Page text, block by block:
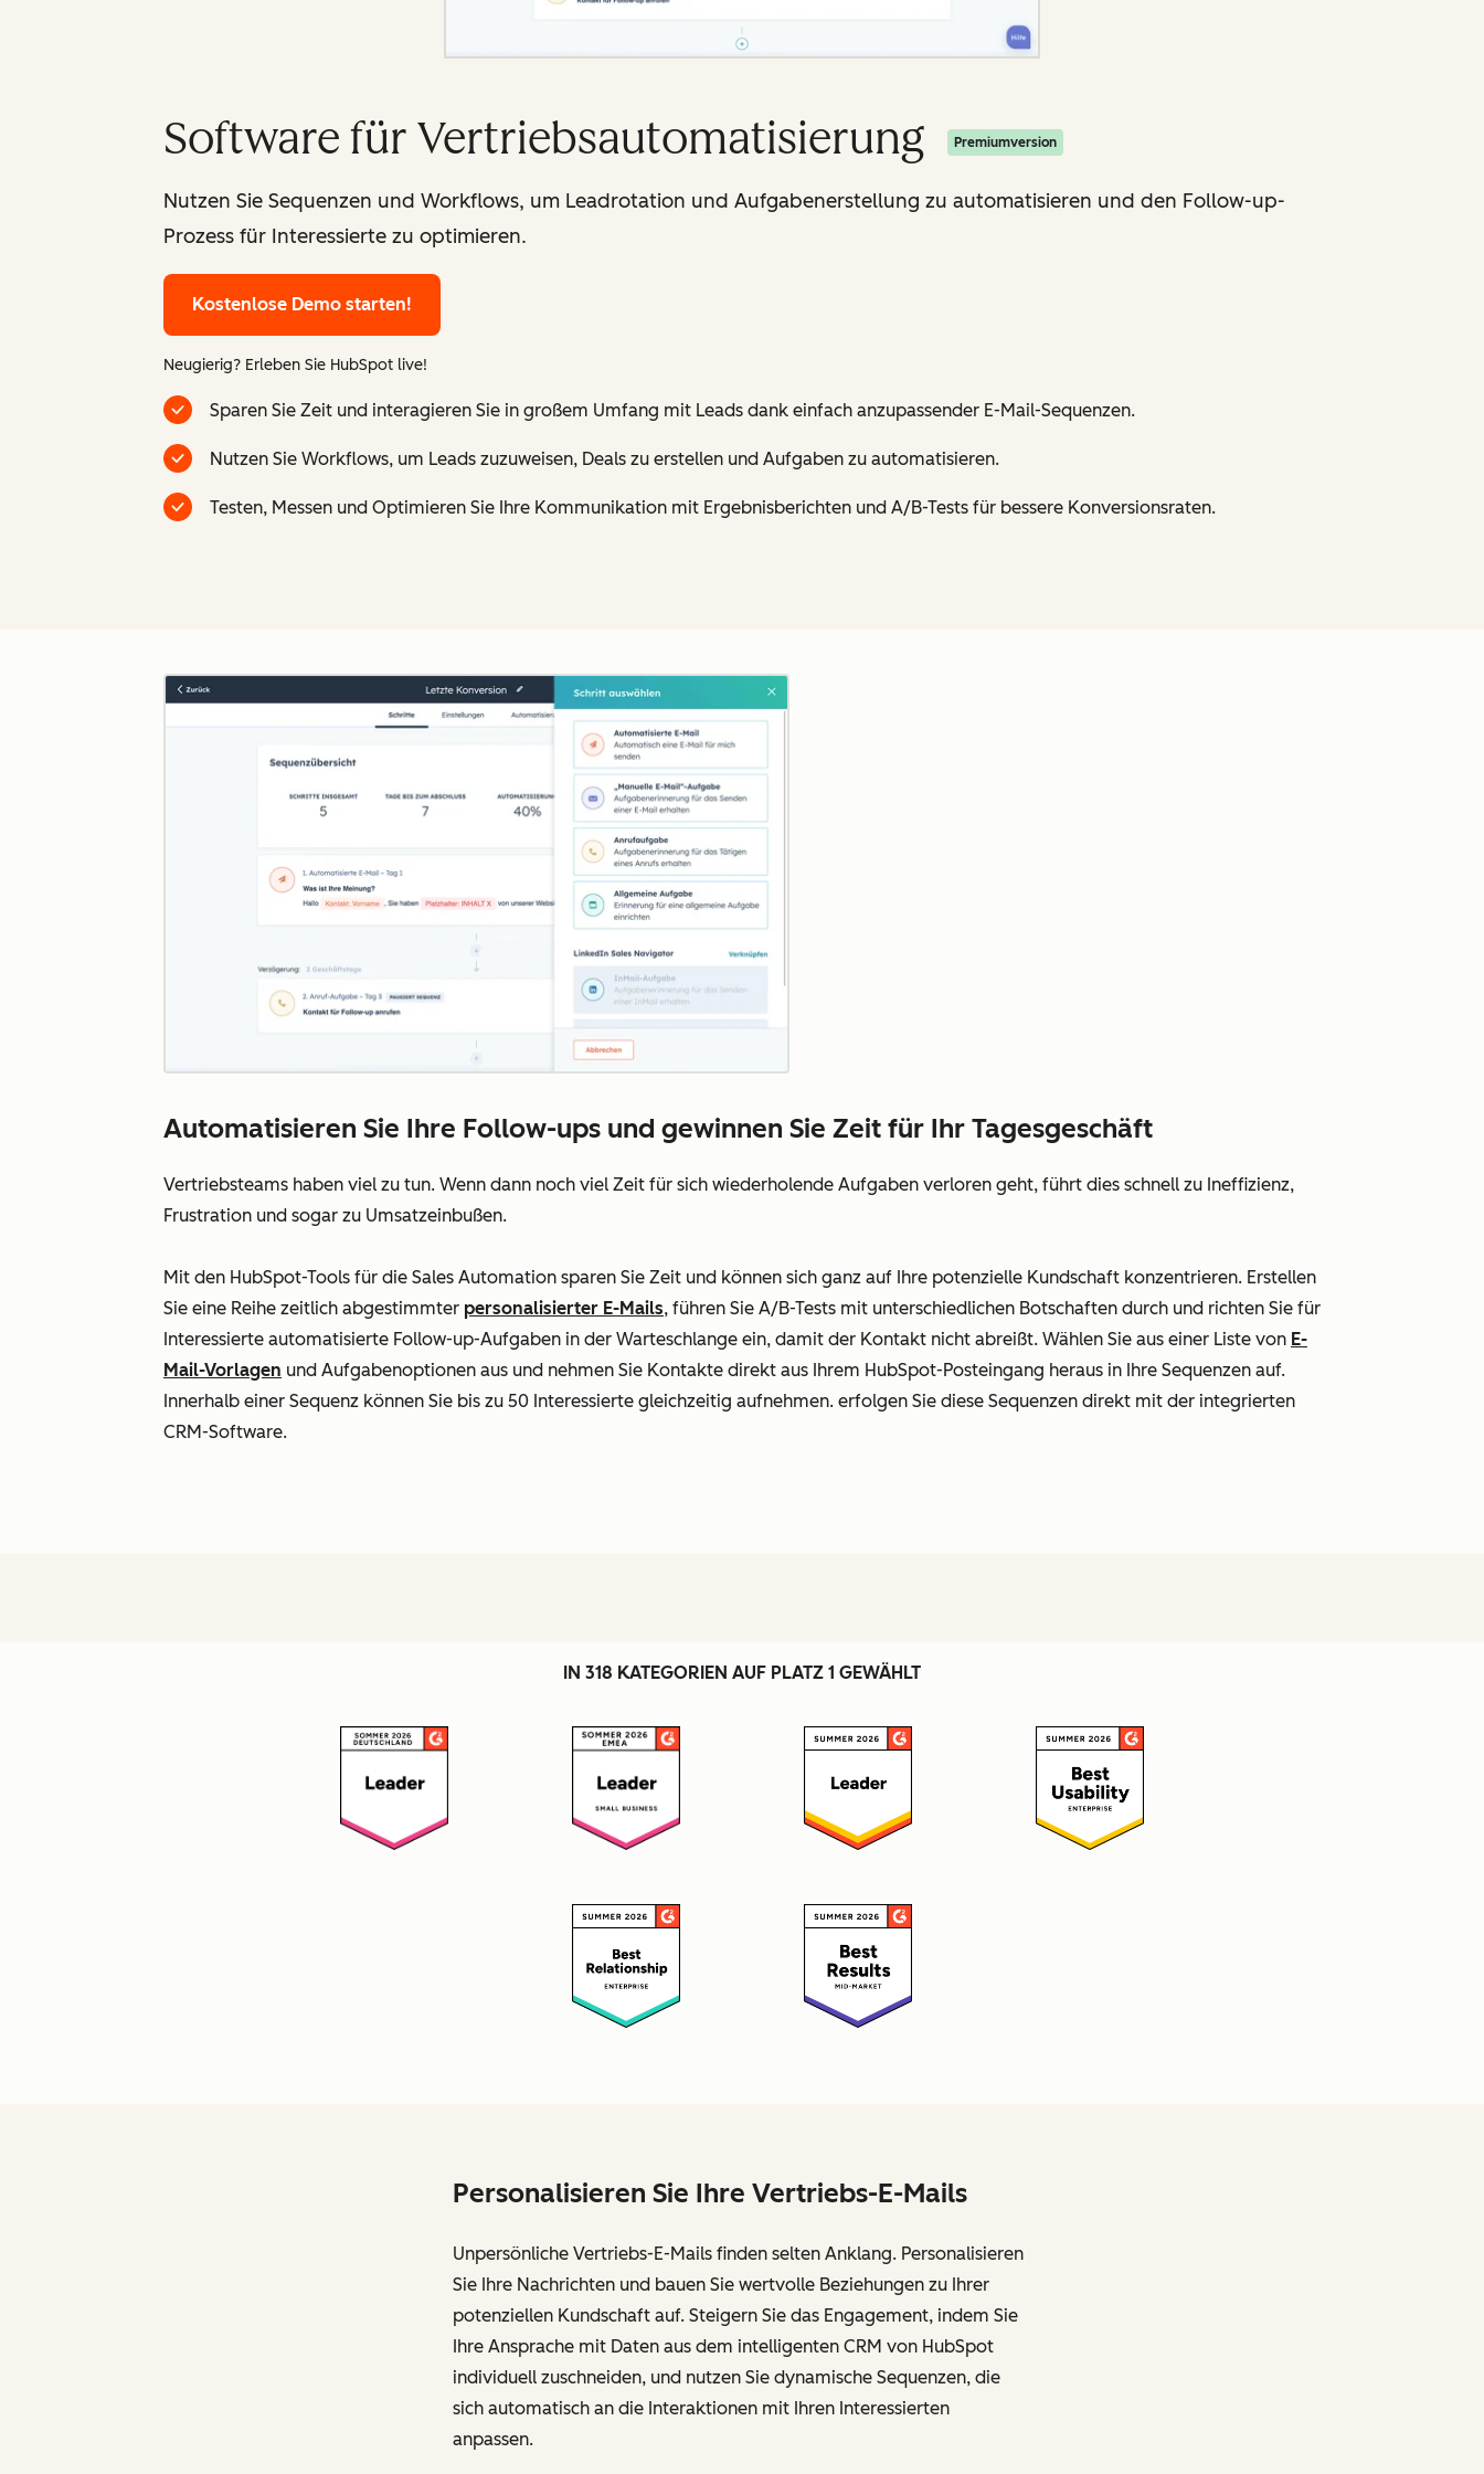
Software für Vertriebsautomatisierung Premiumversion
Nutzen Sie Sequenzen und Workflows, um Leadrotation und Aufgabenerstellung zu automatisieren und den Follow-up-
Prozess für Interessierte zu optimieren.
Kostenlose Demo starten!
Neugierig? Erleben Sie HubSpot live!
Sparen Sie Zeit und interagieren Sie in großem Umfang mit Leads dank einfach anzupassender E-Mail-Sequenzen.
Nutzen Sie Workflows, um Leads zuzuweisen, Deals zu erstellen und Aufgaben zu automatisieren.
Testen, Messen und Optimieren Sie Ihre Kommunikation mit Ergebnisberichten und A/B-Tests für bessere Konversionsraten.
Automatisieren Sie Ihre Follow-ups und gewinnen Sie Zeit für Ihr Tagesgeschäft
Vertriebsteams haben viel zu tun. Wenn dann noch viel Zeit für sich wiederholende Aufgaben verloren geht, führt dies schnell zu Ineffizienz,
Frustration und sogar zu Umsatzeinbußen.
Mit den HubSpot-Tools für die Sales Automation sparen Sie Zeit und können sich ganz auf Ihre potenzielle Kundschaft konzentrieren. Erstellen
Sie eine Reihe zeitlich abgestimmter personalisierter E-Mails, führen Sie A/B-Tests mit unterschiedlichen Botschaften durch und richten Sie für
Interessierte automatisierte Follow-up-Aufgaben in der Warteschlange ein, damit der Kontakt nicht abreißt. Wählen Sie aus einer Liste von E-
Mail-Vorlagen und Aufgabenoptionen aus und nehmen Sie Kontakte direkt aus Ihrem HubSpot-Posteingang heraus in Ihre Sequenzen auf.
Innerhalb einer Sequenz können Sie bis zu 50 Interessierte gleichzeitig aufnehmen. erfolgen Sie diese Sequenzen direkt mit der integrierten
CRM-Software.
IN 318 KATEGORIEN AUF PLATZ 1 GEWÄHLT
Personalisieren Sie Ihre Vertriebs-E-Mails
Unpersönliche Vertriebs-E-Mails finden selten Anklang. Personalisieren
Sie Ihre Nachrichten und bauen Sie wertvolle Beziehungen zu Ihrer
potenziellen Kundschaft auf. Steigern Sie das Engagement, indem Sie
Ihre Ansprache mit Daten aus dem intelligenten CRM von HubSpot
individuell zuschneiden, und nutzen Sie dynamische Sequenzen, die
sich automatisch an die Interaktionen mit Ihren Interessierten
anpassen.